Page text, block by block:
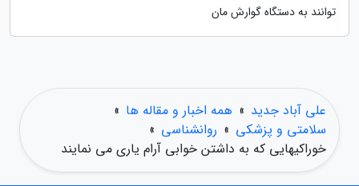
توانند به دستگاه گوارش مان
علی آباد جدید » همه اخبار و مقاله ها »
سلامتی و پزشکی » روانشناسی »
خوراکیهایی که به داشتن خوابی آرام یاری می نمایند